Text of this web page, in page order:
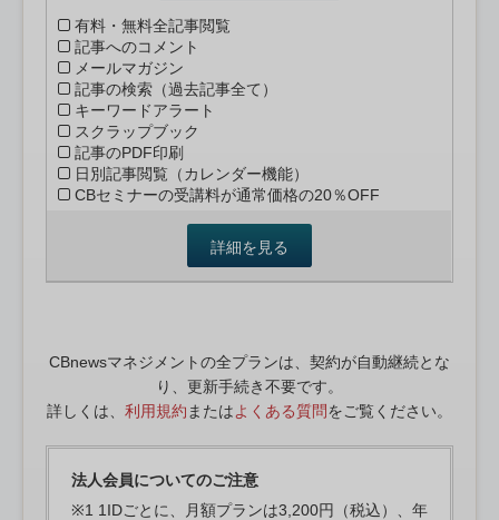
有料・無料全記事閲覧
記事へのコメント
メールマガジン
記事の検索（過去記事全て）
キーワードアラート
スクラップブック
記事のPDF印刷
日別記事閲覧（カレンダー機能）
CBセミナーの受講料が通常価格の20％OFF
詳細を見る
CBnewsマネジメントの全プランは、契約が自動継続とな
り、更新手続き不要です。
詳しくは、 利用規約 またはよくある質問をご覧ください。
法人会員についてのご注意
※1 1IDごとに、月額プランは3,200円（税込）、年